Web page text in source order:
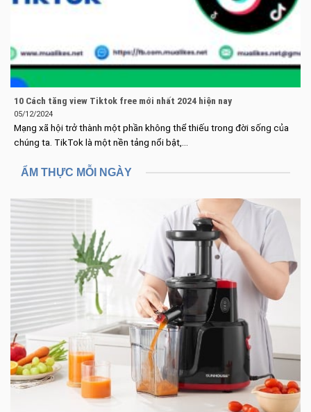
10 Cách tăng view Tiktok free mới nhất 2024 hiện nay
05/12/2024
Mạng xã hội trở thành một phần không thể thiếu trong đời sống của
chúng ta. TikTok là một nền tảng nổi bật,...
ẨM THỰC MỖI NGÀY